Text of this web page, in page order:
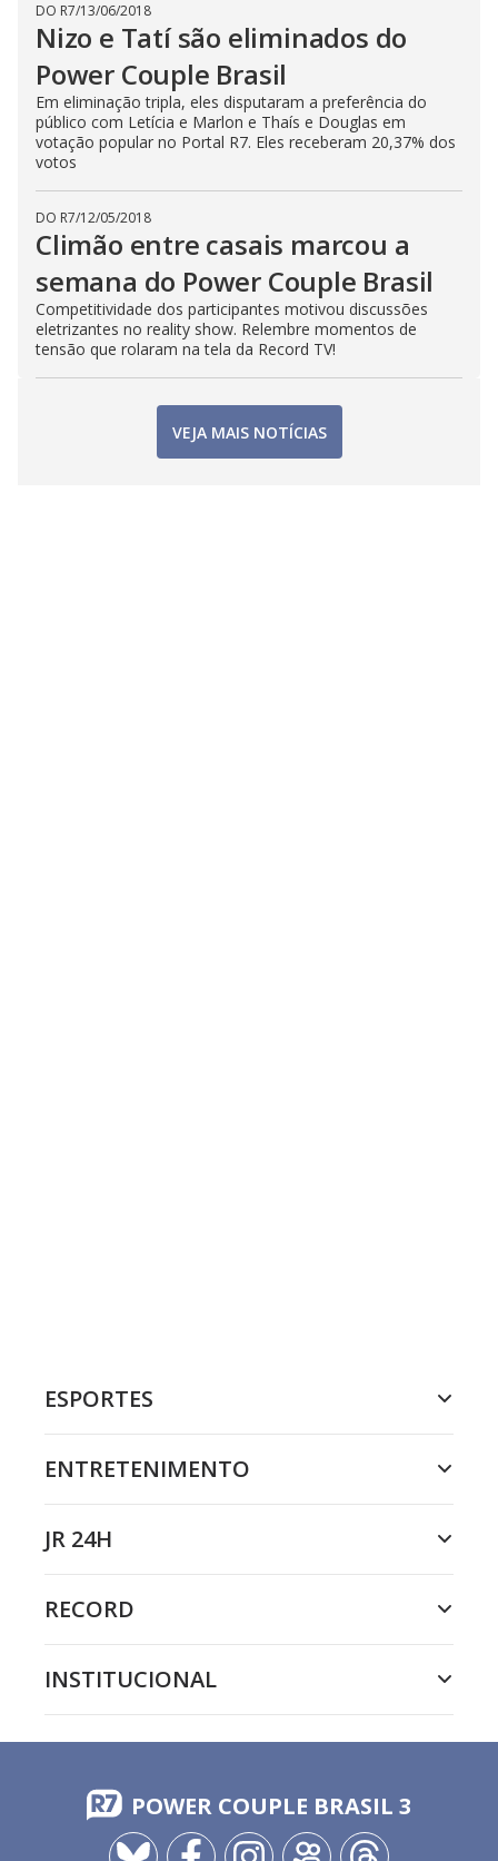
DO R7/13/06/2018
Nizo e Tatí são eliminados do
Power Couple Brasil
Em eliminação tripla, eles disputaram a preferência do
público com Letícia e Marlon e Thaís e Douglas em
votação popular no Portal R7. Eles receberam 20,37% dos
votos
DO R7/12/05/2018
Climão entre casais marcou a
semana do Power Couple Brasil
Competitividade dos participantes motivou discussões
eletrizantes no reality show. Relembre momentos de
tensão que rolaram na tela da Record TV!
VEJA MAIS NOTÍCIAS
ESPORTES
ENTRETENIMENTO
JR 24H
RECORD
INSTITUCIONAL
POWER COUPLE BRASIL 3